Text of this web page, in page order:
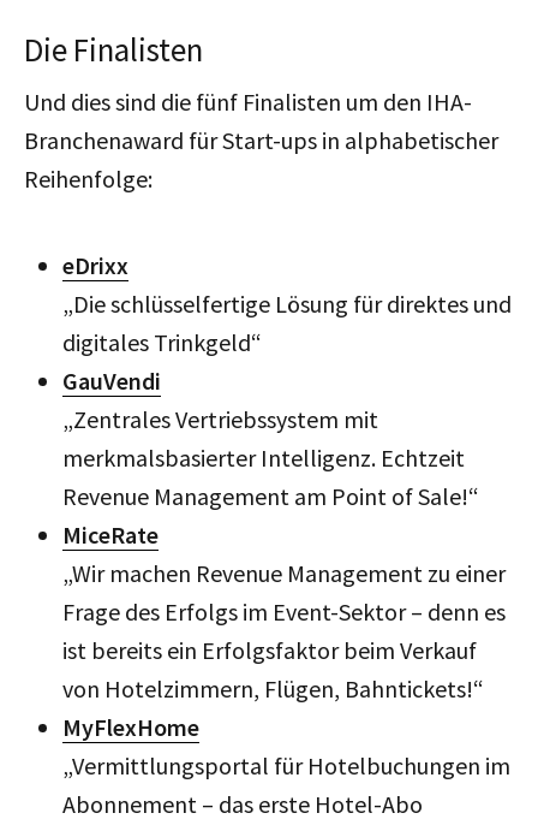
Die Finalisten
Und dies sind die fünf Finalisten um den IHA-
Branchenaward für Start-ups in alphabetischer
Reihenfolge:
eDrixx
„Die schlüsselfertige Lösung für direktes und
digitales Trinkgeld“
GauVendi
„Zentrales Vertriebssystem mit
merkmalsbasierter Intelligenz. Echtzeit
Revenue Management am Point of Sale!“
MiceRate
„Wir machen Revenue Management zu einer
Frage des Erfolgs im Event-Sektor – denn es
ist bereits ein Erfolgsfaktor beim Verkauf
von Hotelzimmern, Flügen, Bahntickets!“
MyFlexHome
„Vermittlungsportal für Hotelbuchungen im
Abonnement – das erste Hotel-Abo